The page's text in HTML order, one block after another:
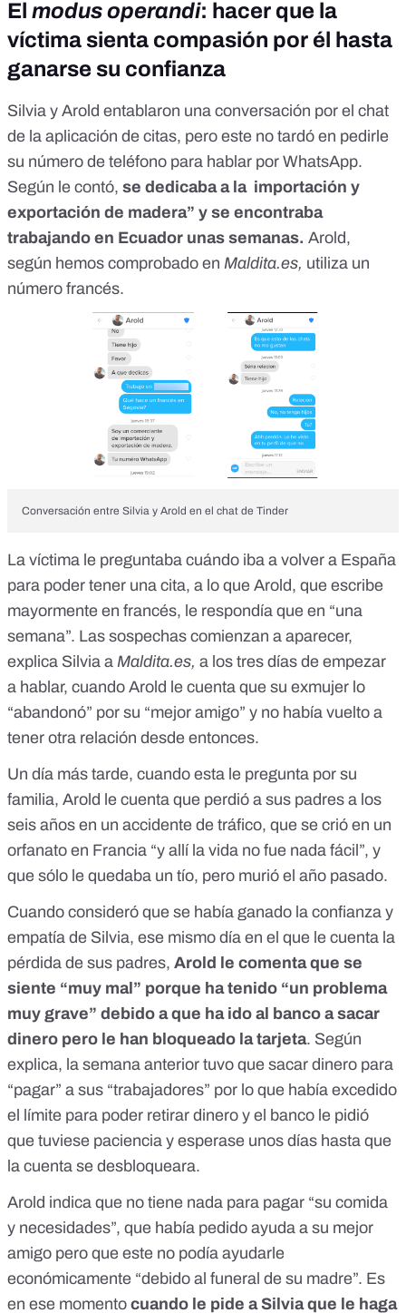
El modus operandi: hacer que la
víctima sienta compasión por él hasta
ganarse su confianza
Silvia y Arold entablaron una conversación por el chat
de la aplicación de citas, pero este no tardó en pedirle
su número de teléfono para hablar por WhatsApp.
Según le contó, se dedicaba a la importación y
exportación de madera” y se encontraba
trabajando en Ecuador unas semanas. Arold,
según hemos comprobado en Maldita.es, utiliza un
número francés.
Conversación entre Silvia y Arold en el chat de Tinder
La víctima le preguntaba cuándo iba a volver a España
para poder tener una cita, a lo que Arold, que escribe
mayormente en francés, le respondía que en “una
semana”. Las sospechas comienzan a aparecer,
explica Silvia a Maldita.es, a los tres días de empezar
a hablar, cuando Arold le cuenta que su exmujer lo
“abandonó” por su “mejor amigo” y no había vuelto a
tener otra relación desde entonces.
Un día más tarde, cuando esta le pregunta por su
familia, Arold le cuenta que perdió a sus padres a los
seis años en un accidente de tráfico, que se crió en un
orfanato en Francia “y allí la vida no fue nada fácil”, y
que sólo le quedaba un tío, pero murió el año pasado.
Cuando consideró que se había ganado la confianza y
empatía de Silvia, ese mismo día en el que le cuenta la
pérdida de sus padres, Arold le comenta que se
siente “muy mal” porque ha tenido “un problema
muy grave” debido a que ha ido al banco a sacar
dinero pero le han bloqueado la tarjeta. Según
explica, la semana anterior tuvo que sacar dinero para
“pagar” a sus “trabajadores” por lo que había excedido
el límite para poder retirar dinero y el banco le pidió
que tuviese paciencia y esperase unos días hasta que
la cuenta se desbloqueara.
Arold indica que no tiene nada para pagar “su comida
y necesidades”, que había pedido ayuda a su mejor
amigo pero que este no podía ayudarle
económicamente “debido al funeral de su madre”. Es
en ese momento cuando le pide a Silvia que le haga